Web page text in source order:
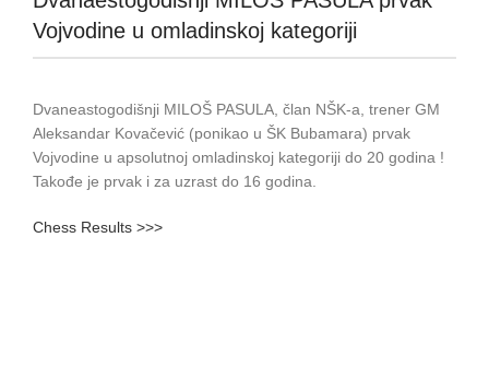
Vojvodine u omladinskoj kategoriji
Dvaneastogodišnji MILOŠ PASULA, član NŠK-a, trener GM
Aleksandar Kovačević (ponikao u ŠK Bubamara) prvak
Vojvodine u apsolutnoj omladinskoj kategoriji do 20 godina !
Takođe je prvak i za uzrast do 16 godina.
Chess Results >>>